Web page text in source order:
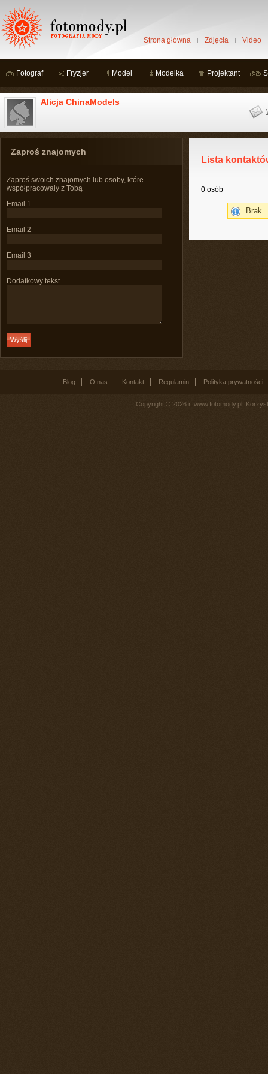
Strona główna Zdjęcia Video
Fotograf Fryzjer Model Modelka Projektant
Alicja ChinaModels
Zaproś znajomych
Zaproś swoich znajomych lub osoby, które
współpracowały z Tobą
Email 1
Email 2
Email 3
Dodatkowy tekst
Lista
0 osób
Brak
Blog O nas Kontakt Regulamin Polityka prywatności
Copyright © 2026 r. www.fotomody.pl.